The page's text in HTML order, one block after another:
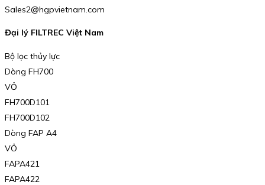
Sales2@hgpvietnam.com
Đại lý FILTREC Việt Nam
Bộ lọc thủy lực
Dòng FH700
VỎ
FH700D101
FH700D102
Dòng FAP A4
VỎ
FAPA421
FAPA422